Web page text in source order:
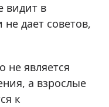
видит в
дает советов,
не является
а взрослые
к